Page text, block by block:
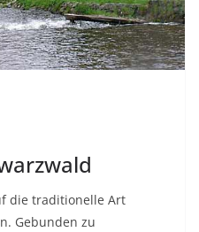
die traditionelle Art
Gebunden zu